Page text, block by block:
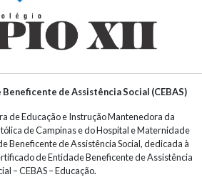
de Assistência Social (CEBAS)
de Educação e Instrução Mantenedora da
de Campinas e do Hospital e Maternidade
Beneficente de Assistência Social, dedicada à
de Entidade Beneficente de Assistência
– CEBAS – Educação.